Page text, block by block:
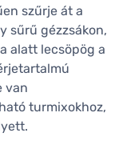
szűrje át a
sűrű gézzsákon,
alatt lecsöpög a
van
turmixokhoz,